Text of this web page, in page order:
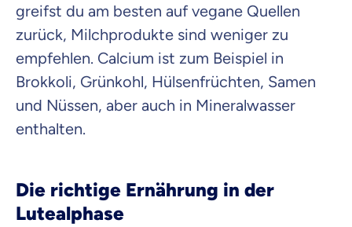
greifst du am besten auf vegane Quellen
zurück, Milchprodukte sind weniger zu
empfehlen. Calcium ist zum Beispiel in
Brokkoli, Grünkohl, Hülsenfrüchten, Samen
und Nüssen, aber auch in Mineralwasser
enthalten.
Die richtige Ernährung in der
Lutealphase